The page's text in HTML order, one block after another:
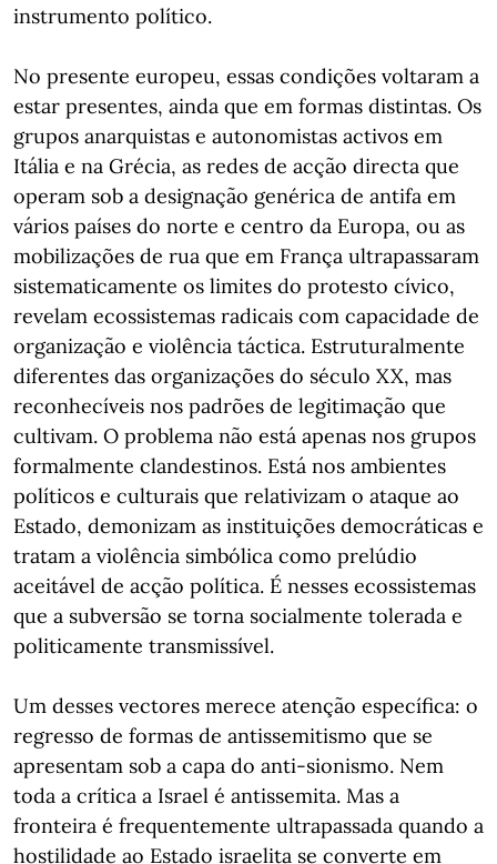
instrumento político.
No presente europeu, essas condições voltaram a
estar presentes, ainda que em formas distintas. Os
grupos anarquistas e autonomistas activos em
Itália e na Grécia, as redes de acção directa que
operam sob a designação genérica de antifa em
vários países do norte e centro da Europa, ou as
mobilizações de rua que em França ultrapassaram
sistematicamente os limites do protesto cívico,
revelam ecossistemas radicais com capacidade de
organização e violência táctica. Estruturalmente
diferentes das organizações do século XX, mas
reconhecíveis nos padrões de legitimação que
cultivam. O problema não está apenas nos grupos
formalmente clandestinos. Está nos ambientes
políticos e culturais que relativizam o ataque ao
Estado, demonizam as instituições democráticas e
tratam a violência simbólica como prelúdio
aceitável de acção política. É nesses ecossistemas
que a subversão se torna socialmente tolerada e
politicamente transmissível.
Um desses vectores merece atenção específica: o
regresso de formas de antissemitismo que se
apresentam sob a capa do anti-sionismo. Nem
toda a crítica a Israel é antissemita. Mas a
fronteira é frequentemente ultrapassada quando a
hostilidade ao Estado israelita se converte em